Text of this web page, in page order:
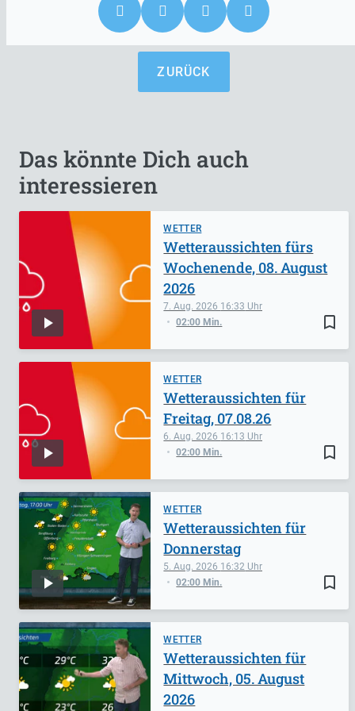
ZURÜCK
Das könnte Dich auch
interessieren
WETTER
bookmark_border
7. Aug. 2026 16:33
02:00 Min.
Wetteraussichten fürs
Wochenende, 08. August
2026
WETTER
bookmark_border
6. Aug. 2026 16:13
02:00 Min.
Wetteraussichten für
Freitag, 07.08.26
WETTER
bookmark_border
5. Aug. 2026 16:32
02:00 Min.
Wetteraussichten für
Donnerstag
WETTER
Wetteraussichten für
Mittwoch, 05. August
2026